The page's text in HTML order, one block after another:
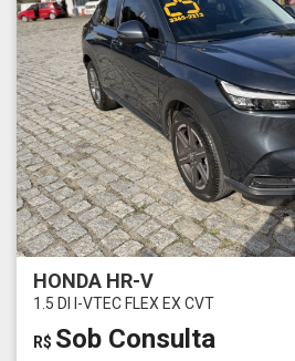
HONDA HR-V
1.5 DI I-VTEC FLEX EX CVT
R$ Sob Consulta